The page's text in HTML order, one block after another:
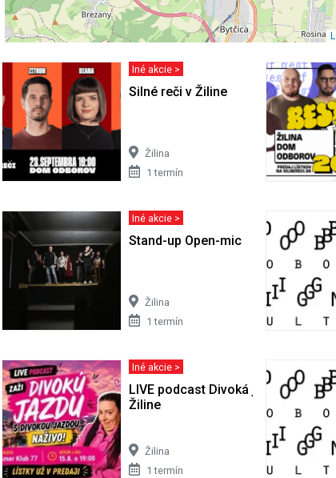
Iné akcie >
Silné reči v Žiline
Žilina
1 termín
Iné akcie >
Stand-up Open-mic
Žilina
1 termín
Iné akcie >
LIVE podcast Divoká jazda
Žiline
Žilina
1 termín